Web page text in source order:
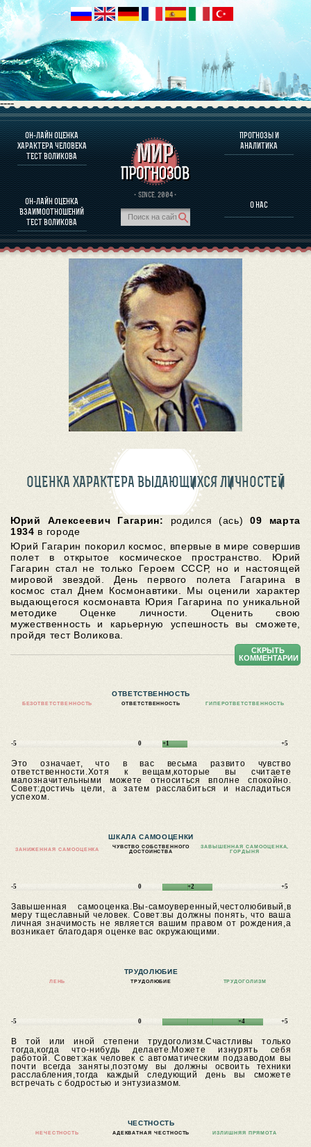
----
ОН-ЛАЙН ОЦЕНКА
ХАРАКТЕРА ЧЕЛОВЕКА
ТЕСТ ВОЛИКОВА
ОН-ЛАЙН ОЦЕНКА
ВЗАИМООТНОШЕНИЙ
ТЕСТ ВОЛИКОВА
· SINCE. 2004 ·
ПРОГНОЗЫ И
АНАЛИТИКА
О НАС
О ПРОГРАММЕ
ОЦЕНКА ХАРАКТЕРA ЧЕЛОВЕКА
ОЦЕНКА ХАРАКТЕРА ВЫДАЮЩИХСЯ ЛИЧНОСТЕЙ
О ПРОГРАММЕ
ПРОГНОЗЫ И АНАЛИТИКА
ОЦЕНКА ХАРАКТЕРА ВЫДАЮЩИХСЯ ЛИЧНОСТЕЙ
Юрий Алексеевич Гагарин: родился (ась)09 марта
1934 в городе
Юрий Гагарин покорил космос, впервые в мире совершив
полет в открытое космическое пространство. Юрий
Гагарин стал не только Героем СССР, но и настоящей
мировой звездой. День первого полета Гагарина в
космос стал Днем Космонавтики. Мы оценили характер
выдающегося космонавта Юрия Гагарина по уникальной
методике Оценке личности. Оценить свою
мужественность и карьерную успешность вы сможете,
пройдя тест Воликова.
СКРЫТЬ
КОММЕНТАРИИ
ОТВЕТСТВЕННОСТЬ
БЕЗОТВЕТСТВЕННОСТЬ ОТВЕТСТВЕННОСТЬ ГИПЕРОТВЕТСТВЕННОСТЬ
-5 0 +1 +5
Это означает, что в вас весьма развито чувство
ответственности.Хотя к вещам,которые вы считаете
малозначительными можете относиться вполне спокойно.
Совет:достичь цели, а затем расслабиться и насладиться
успехом.
ШКАЛА САМООЦЕНКИ
ЗАНИЖЕННАЯ САМООЦЕНКА
ЧУВСТВО СОБСТВЕННОГО
ДОСТОИНСТВА
ЗАВЫШЕННАЯ САМООЦЕНКА,
ГОРДЫНЯ
-5 0 +2 +5
Завышенная самооценка.Вы-самоуверенный,честолюбивый,в
меру тщеславный человек.Совет:вы должны понять, что ваша
личная значимость не является вашим правом от рождения,а
возникает благодаря оценке вас окружающими.
ТРУДОЛЮБИЕ
ЛЕНЬ ТРУДОЛЮБИЕ ТРУДОГОЛИЗМ
-5 0 +4 +5
В той или иной степени трудоголизм.Счастливы только
тогда,когда что-нибудь делаете.Можете изнурять себя
работой.Совет:как человек с автоматическим подзаводом вы
почти всегда заняты,поэтому вы должны освоить техники
расслабления,тогда каждый следующий день вы сможете
встречать с бодростью и энтузиазмом.
ЧЕСТНОСТЬ
НЕЧЕСТНОСТЬ АДЕКВАТНАЯ ЧЕСТНОСТЬ ИЗЛИШНЯЯ ПРЯМОТА